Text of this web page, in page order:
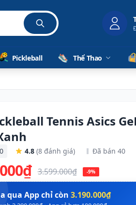
Pickleball Thể Thao
Tennis Asics
4.8 (8 đánh giá) Đã bán 40
3.599.000₫ -9%
qua App chỉ còn 3.190.000₫